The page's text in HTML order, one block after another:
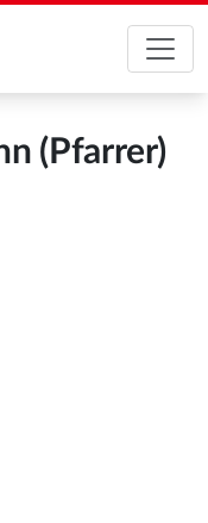
(Pfarrer)